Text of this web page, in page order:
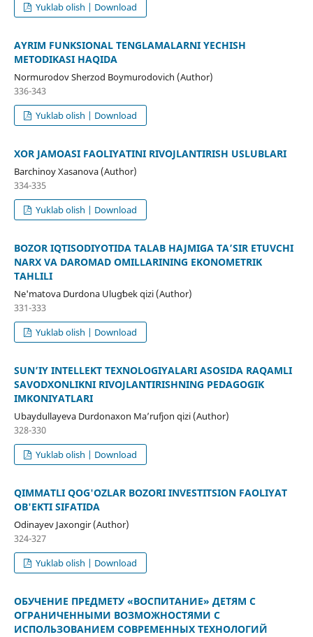
Yuklab olish | Download
AYRIM FUNKSIONAL TENGLAMALARNI YECHISH
METODIKASI HAQIDA
Normurodov Sherzod Boymurodovich (Author)
336-343
Yuklab olish | Download
XOR JAMOASI FAOLIYATINI RIVOJLANTIRISH USLUBLARI
Barchinoy Xasanova (Author)
334-335
Yuklab olish | Download
BOZOR IQTISODIYOTIDA TALAB HAJMIGA TA’SIR ETUVCHI
NARX VA DAROMAD OMILLARINING EKONOMETRIK
TAHLILI
Ne'matova Durdona Ulugʻbek qizi (Author)
331-333
Yuklab olish | Download
SUN’IY INTELLEKT TEXNOLOGIYALARI ASOSIDA RAQAMLI
SAVODXONLIKNI RIVOJLANTIRISHNING PEDAGOGIK
IMKONIYATLARI
Ubaydullayeva Durdonaxon Ma’rufjon qizi (Author)
328-330
Yuklab olish | Download
QIMMATLI QOG'OZLAR BOZORI INVESTITSION FAOLIYAT
OB'EKTI SIFATIDA
Odinayev Jaxongir (Author)
324-327
Yuklab olish | Download
ОБУЧЕНИЕ ПРЕДМЕТУ «ВОСПИТАНИЕ» ДЕТЯМ С
ОГРАНИЧЕННЫМИ ВОЗМОЖНОСТЯМИ С
ИСПОЛЬЗОВАНИЕМ СОВРЕМЕННЫХ ТЕХНОЛОГИЙ